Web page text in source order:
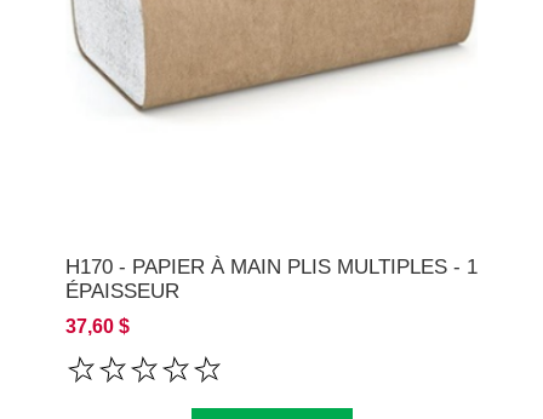
H170 - PAPIER À MAIN PLIS MULTIPLES - 1
ÉPAISSEUR
37,60 $